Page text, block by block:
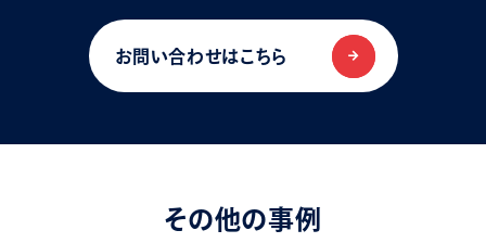
お問い合わせはこちら
その他の事例